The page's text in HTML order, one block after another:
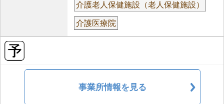
介護老人保健施設（老人保健施設）
介護医療院
事業所情報を見る